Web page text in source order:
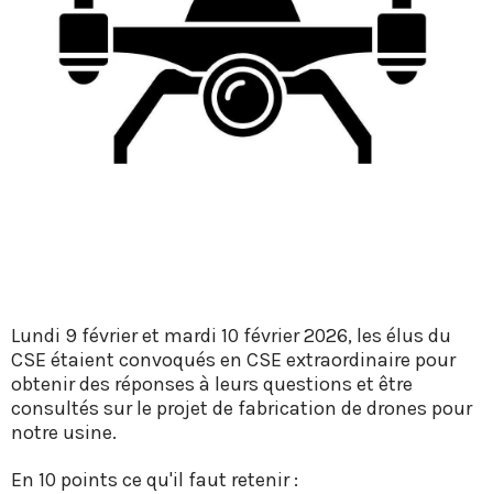
Lundi 9 février et mardi 10 février 2026, les élus du
CSE étaient convoqués en CSE extraordinaire pour
obtenir des réponses à leurs questions et être
consultés sur le projet de fabrication de drones pour
notre usine.
En 10 points ce qu'il faut retenir :